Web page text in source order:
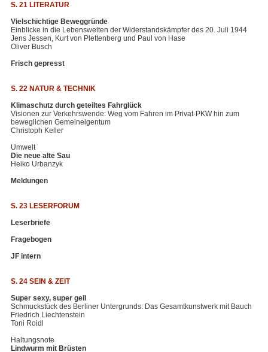
S. 21 LITERATUR
Vielschichtige Beweggründe
Einblicke in die Lebenswelten der Widerstandskämpfer des 20. Juli 1944
Jens Jessen, Kurt von Plettenberg und Paul von Hase
Oliver Busch
Frisch gepresst
S. 22 NATUR & TECHNIK
Klimaschutz durch geteiltes Fahrglück
Visionen zur Verkehrswende: Weg vom Fahren im Privat-PKW hin zum
beweglichen Gemeineigentum
Christoph Keller
Umwelt
Die neue alte Sau
Heiko Urbanzyk
Meldungen
S. 23 LESERFORUM
Leserbriefe
Fragebogen
JF intern
S. 24 SEIN & ZEIT
Super sexy, super geil
Schmuckstück des Berliner Untergrunds: Das Gesamtkunstwerk mit Bauch
Friedrich Liechtenstein
Toni Roidl
Haltungsnote
Lindwurm mit Brüsten